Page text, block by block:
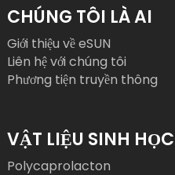
CHÚNG TÔI LÀ AI
Giới thiệu về eSUN
Liên hệ với chúng tôi
Phương tiện truyền thông
VẬT LIỆU SINH HỌC
Polycaprolacton